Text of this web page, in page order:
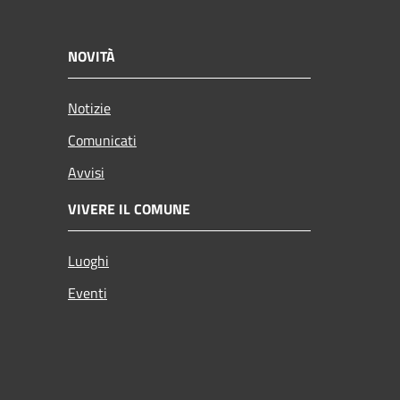
NOVITÀ
Notizie
Comunicati
Avvisi
VIVERE IL COMUNE
Luoghi
Eventi